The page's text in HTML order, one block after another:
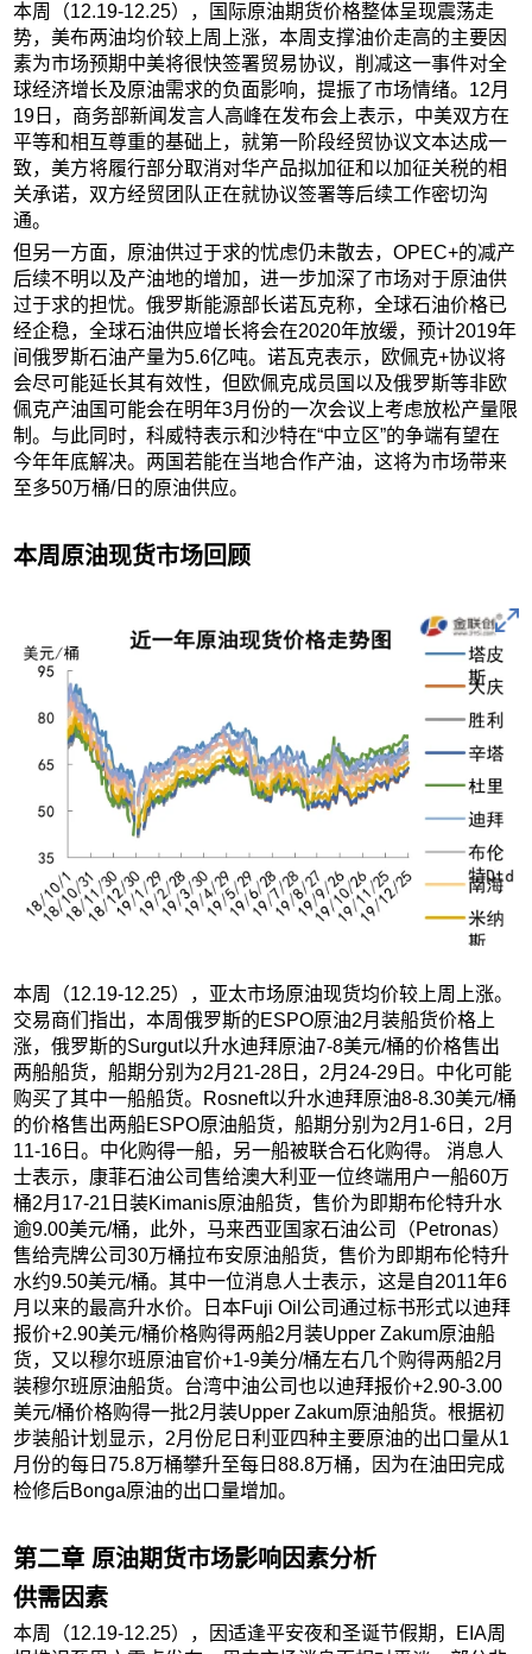
本周（12.19-12.25），国际原油期货价格整体呈现震荡走
势，美布两油均价较上周上涨，本周支撑油价走高的主要因
素为市场预期中美将很快签署贸易协议，削减这一事件对全
球经济增长及原油需求的负面影响，提振了市场情绪。12月
19日，商务部新闻发言人高峰在发布会上表示，中美双方在
平等和相互尊重的基础上，就第一阶段经贸协议文本达成一
致，美方将履行部分取消对华产品拟加征和以加征关税的相
关承诺，双方经贸团队正在就协议签署等后续工作密切沟
通。
但另一方面，原油供过于求的忧虑仍未散去，OPEC+的减产
后续不明以及产油地的增加，进一步加深了市场对于原油供
过于求的担忧。俄罗斯能源部长诺瓦克称，全球石油价格已
经企稳，全球石油供应增长将会在2020年放缓，预计2019年
间俄罗斯石油产量为5.6亿吨。诺瓦克表示，欧佩克+协议将
会尽可能延长其有效性，但欧佩克成员国以及俄罗斯等非欧
佩克产油国可能会在明年3月份的一次会议上考虑放松产量限
制。与此同时，科威特表示和沙特在“中立区”的争端有望在
今年年底解决。两国若能在当地合作产油，这将为市场带来
至多50万桶/日的原油供应。
本周原油现货市场回顾
本周（12.19-12.25），亚太市场原油现货均价较上周上涨。
交易商们指出，本周俄罗斯的ESPO原油2月装船货价格上
涨，俄罗斯的Surgut以升水迪拜原油7-8美元/桶的价格售出
两船船货，船期分别为2月21-28日，2月24-29日。中化可能
购买了其中一船船货。Rosneft以升水迪拜原油8-8.30美元/桶
的价格售出两船ESPO原油船货，船期分别为2月1-6日，2月
11-16日。中化购得一船，另一船被联合石化购得。 消息人
士表示，康菲石油公司售给澳大利亚一位终端用户一船60万
桶2月17-21日装Kimanis原油船货，售价为即期布伦特升水
逾9.00美元/桶，此外，马来西亚国家石油公司（Petronas）
售给壳牌公司30万桶拉布安原油船货，售价为即期布伦特升
水约9.50美元/桶。其中一位消息人士表示，这是自2011年6
月以来的最高升水价。日本Fuji Oil公司通过标书形式以迪拜
报价+2.90美元/桶价格购得两船2月装Upper Zakum原油船
货，又以穆尔班原油官价+1-9美分/桶左右几个购得两船2月
装穆尔班原油船货。台湾中油公司也以迪拜报价+2.90-3.00
美元/桶价格购得一批2月装Upper Zakum原油船货。根据初
步装船计划显示，2月份尼日利亚四种主要原油的出口量从1
月份的每日75.8万桶攀升至每日88.8万桶，因为在油田完成
检修后Bonga原油的出口量增加。
第二章 原油期货市场影响因素分析
供需因素
本周（12.19-12.25），因适逢平安夜和圣诞节假期，EIA周